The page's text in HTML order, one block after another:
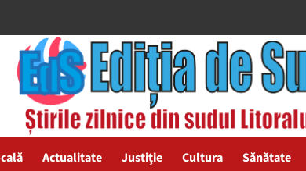
Actualitate Justiție Cultura Sănătate